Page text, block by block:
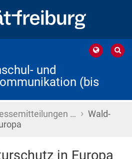
und
(bis
… › Wald-
in Europa